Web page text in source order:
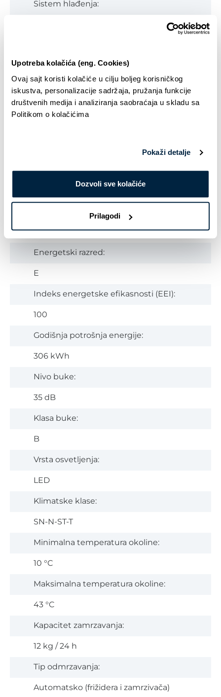
Upotreba kolačića (eng. Cookies)
Ovaj sajt koristi kolačiće u cilju boljeg korisničkog
iskustva, personalizacije sadržaja, pružanja funkcije
društvenih medija i analiziranja saobraćaja u skladu sa
Politikom o kolačićima
Pokaži detalje
Dozvoli sve kolačiće
Prilagodi
Sistem hlađenja:
Dole
French door:
Da
Zapremina frižidera:
Zapremina zamrzivača:
169 l
Energetski razred:
E
Indeks energetske efikasnosti (EEI):
100
Godišnja potrošnja energije:
306 kWh
Nivo buke:
35 dB
Klasa buke:
B
Vrsta osvetljenja:
LED
Klimatske klase:
SN-N-ST-T
Minimalna temperatura okoline:
10 °C
Maksimalna temperatura okoline:
43 °C
Kapacitet zamrzavanja:
12 kg / 24 h
Tip odmrzavanja:
Automatsko (frižidera i zamrzivača)